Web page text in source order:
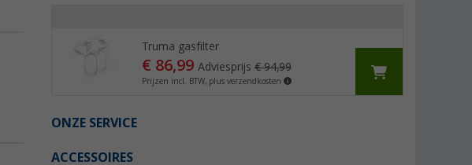
Truma gasfilter
€ 86,99 Adviesprijs € 94,99
Prijzen incl. BTW, plus verzendkosten
ONZE SERVICE
ACCESSOIRES